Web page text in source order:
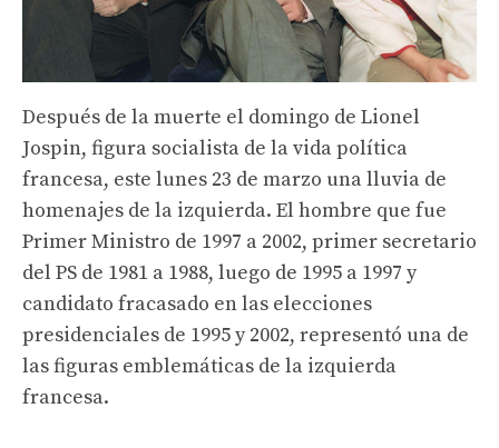
Después de la muerte el domingo de Lionel
Jospin, figura socialista de la vida política
francesa, este lunes 23 de marzo una lluvia de
homenajes de la izquierda. El hombre que fue
Primer Ministro de 1997 a 2002, primer secretario
del PS de 1981 a 1988, luego de 1995 a 1997 y
candidato fracasado en las elecciones
presidenciales de 1995 y 2002, representó una de
las figuras emblemáticas de la izquierda
francesa.